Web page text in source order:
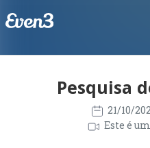
Pesquisa
21/10/
Este é